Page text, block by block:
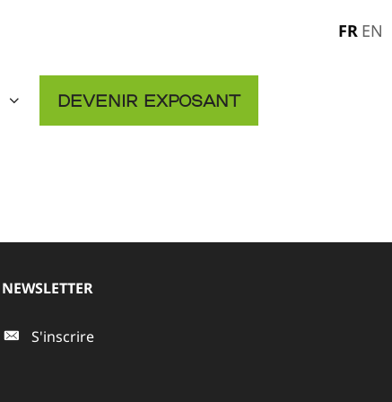
FR EN
Devenir exposant
NEWSLETTER
S'inscrire